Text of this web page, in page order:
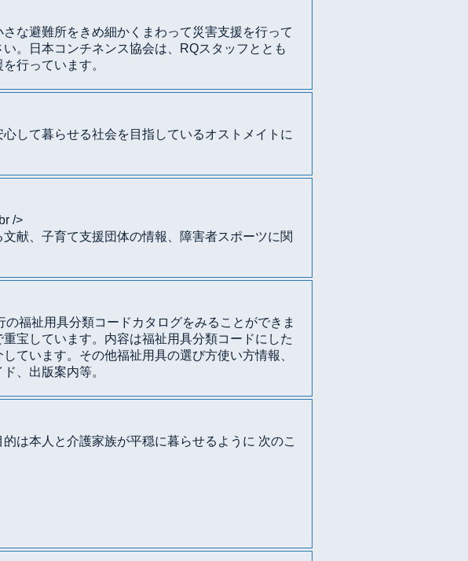
な避難所をきめ細かくまわって災害支援を行って
。日本コンチネンス協会は、RQスタッフととも
行っています。
して暮らせる社会を目指しているオストメイトに
/>
献、子育て支援団体の情報、障害者スポーツに関
福祉用具分類コードカタログをみることができま
宝しています。内容は福祉用具分類コードにした
ています。その他福祉用具の選び方使い方情報、
、出版案内等。
は本人と介護家族が平穏に暮らせるように 次のこ